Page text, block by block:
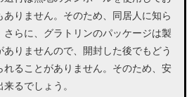
ありません。そのため、同居人に知ら
らに、グラトリンのパッケージは製
りませんので、開封した後でもどう
れることがありません。そのため、安
るでしょう。